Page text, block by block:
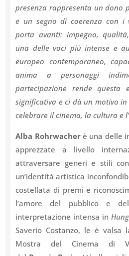
presenza rappresenta un dono
e un segno di coerenza con i
porta avanti: impegno,
una delle voci più intense e
europeo contemporaneo,
anima a personaggi
partecipazione rende questa
significativa e ci dà un motivo
celebrare il cinema, la cultura e
Alba Rohrwacherè una delle
apprezzate a livello
attraversare generi e stili
un’identità artistica
costellata di premi e
l’amore del pubblico e
interpretazione intensa in
Saverio Costanzo, le è valsa
Mostra del Cinema di